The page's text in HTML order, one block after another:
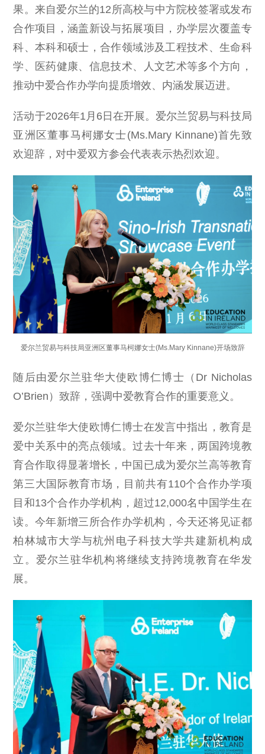
果。来自爱尔兰的12所高校与中方院校签署或发布
合作项目，涵盖新设与拓展项目，办学层次覆盖专
科、本科和硕士，合作领域涉及工程技术、生命科
学、医药健康、信息技术、人文艺术等多个方向，
推动中爱合作办学向提质增效、内涵发展迈进。
活动于2026年1月6日在开展。爱尔兰贸易与科技局
亚洲区董事马柯娜女士(Ms.Mary Kinnane)首先致
欢迎辞，对中爱双方参会代表表示热烈欢迎。
爱尔兰贸易与科技局亚洲区董事马柯娜女士(Ms.Mary Kinnane)开场致辞
随后由爱尔兰驻华大使欧博仁博士（Dr Nicholas
O’Brien）致辞，强调中爱教育合作的重要意义。
爱尔兰驻华大使欧博仁博士在发言中指出，教育是
爱中关系中的亮点领域。过去十年来，两国跨境教
育合作取得显著增长，中国已成为爱尔兰高等教育
第三大国际教育市场，目前共有110个合作办学项
目和13个合作办学机构，超过12,000名中国学生在
读。今年新增三所合作办学机构，今天还将见证都
柏林城市大学与杭州电子科技大学共建新机构成
立。爱尔兰驻华机构将继续支持跨境教育在华发
展。